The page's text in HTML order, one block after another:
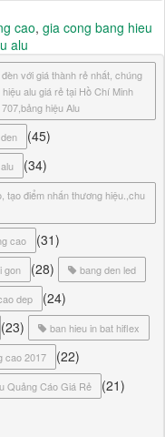
cao, gia cong bang hieu
alu
với giá thành rẻ nhất, chúng
alu giá rẻ tại Hồ Chí Minh
hiệu Alu
(45)
(34)
tạo điểm nhấn thương hiệu.,chu
cao (31)
gon (28) bang den led
dep (24)
(23) ban hieu in bat hiflex
cao 2017 (22)
Quảng Cáo Giá Rẻ (21)